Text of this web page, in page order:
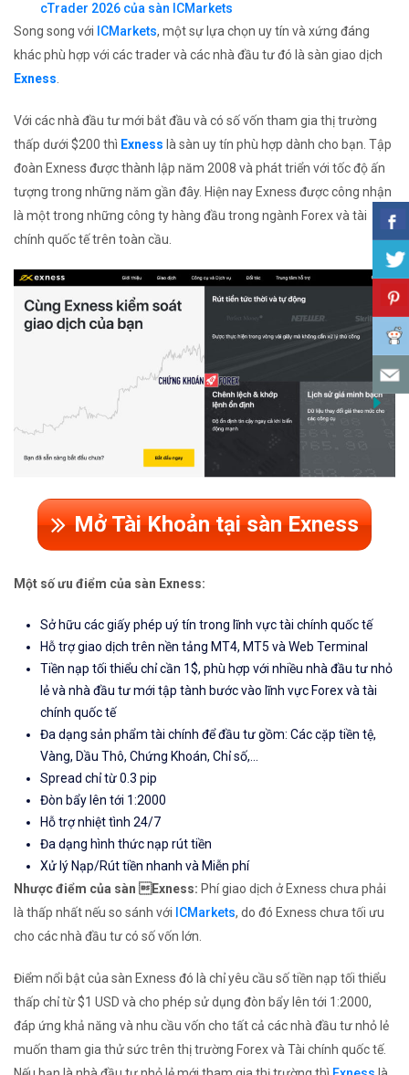
cTrader 2026 của sàn ICMarkets
Song song với ICMarkets, một sự lựa chọn uy tín và xứng đáng
khác phù hợp với các trader và các nhà đầu tư đó là sàn giao dịch
Exness.
Với các nhà đầu tư mới bắt đầu và có số vốn tham gia thị trường
thấp dưới $200 thì Exness là sàn uy tín phù hợp dành cho bạn. Tập
đoàn Exness được thành lập năm 2008 và phát triển với tốc độ ấn
tượng trong những năm gần đây. Hiện nay Exness được công nhận
là một trong những công ty hàng đầu trong ngành Forex và tài
chính quốc tế trên toàn cầu.
Mở Tài Khoản tại sàn Exness
Một số ưu điểm của sàn Exness:
Sở hữu các giấy phép uý tín trong lĩnh vực tài chính quốc tế
Hỗ trợ giao dịch trên nền tảng MT4, MT5 và Web Terminal
Tiền nạp tối thiểu chỉ cần 1$, phù hợp với nhiều nhà đầu tư nhỏ
lẻ và nhà đầu tư mới tập tành bước vào lĩnh vực Forex và tài
chính quốc tế
Đa dạng sản phẩm tài chính để đầu tư gồm: Các cặp tiền tệ,
Vàng, Dầu Thô, Chứng Khoán, Chỉ số,...
Spread chỉ từ 0.3 pip
Đòn bẩy lên tới 1:2000
Hỗ trợ nhiệt tình 24/7
Đa dạng hình thức nạp rút tiền
Xử lý Nạp/Rút tiền nhanh và Miễn phí
Nhược điểm của sàn Exness: Phí giao dịch ở Exness chưa phải
là thấp nhất nếu so sánh với ICMarkets, do đó Exness chưa tối ưu
cho các nhà đầu tư có số vốn lớn.
Điểm nổi bật của sàn Exness đó là chỉ yêu cầu số tiền nạp tối thiểu
thấp chỉ từ $1 USD và cho phép sử dụng đòn bẩy lên tới 1:2000,
đáp ứng khả năng và nhu cầu vốn cho tất cả các nhà đầu tư nhỏ lẻ
muốn tham gia thử sức trên thị trường Forex và Tài chính quốc tế.